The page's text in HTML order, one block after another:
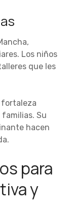
Los niños
que les
fortaleza
familias. Su
hacen
para
y